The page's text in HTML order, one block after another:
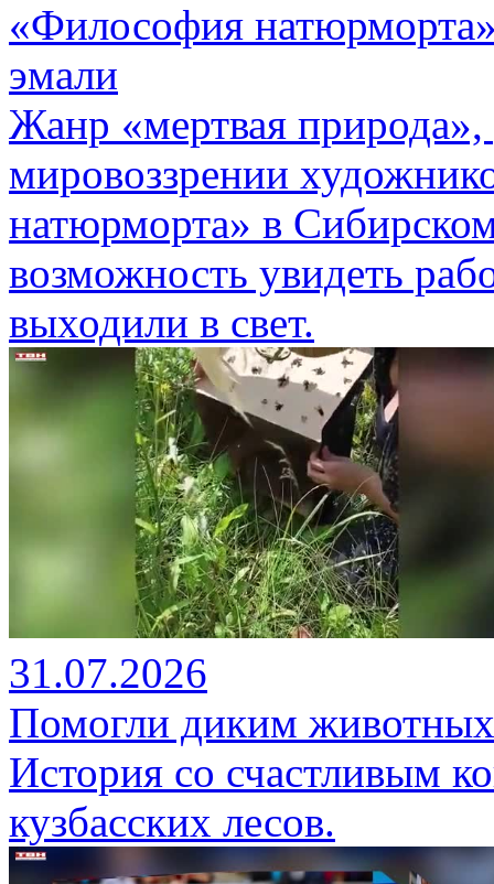
«Философия
эмали
Жанр «мертвая
мировоззрении
натюрморта» в
возможность увидеть
выходили в свет.
31.07.2026
Помогли диким животных
История со счастливым
кузбасских лесов.